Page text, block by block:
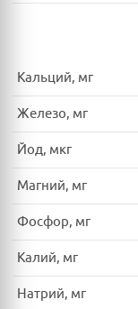
Кальций, мг
Железо, мг
Йод, мкг
Магний, мг
Фосфор, мг
Калий, мг
Натрий, мг